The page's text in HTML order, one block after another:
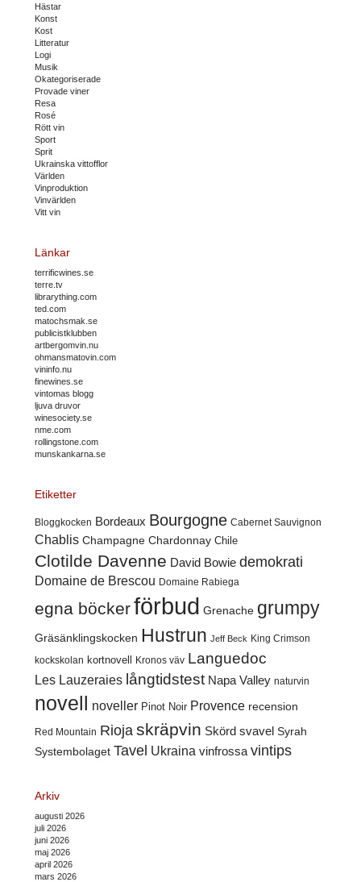
Hästar
Konst
Kost
Litteratur
Logi
Musik
Okategoriserade
Provade viner
Resa
Rosé
Rött vin
Sport
Sprit
Ukrainska vittofflor
Världen
Vinproduktion
Vinvärlden
Vitt vin
Länkar
terrificwines.se
terre.tv
librarything.com
ted.com
matochsmak.se
publicistklubben
artbergomvin.nu
ohmansmatovin.com
vininfo.nu
finewines.se
vintomas blogg
ljuva druvor
winesociety.se
nme.com
rollingstone.com
munskankarna.se
Etiketter
Bloggkocken Bordeaux Bourgogne Cabernet Sauvignon
Chablis Champagne Chardonnay Chile
Clotilde Davenne David Bowie demokrati
Domaine de Brescou Domaine Rabiega
egna böckerförbud Grenache grumpy
Gräsänklingskocken Hustrun Jeff Beck King Crimson
kockskolan kortnovell Kronos väv Languedoc
Les Lauzeraies långtidstest Napa Valley naturvin
novell noveller Pinot Noir Provence recension
Red Mountain Rioja skräpvin Skörd svavel Syrah
Systembolaget Tavel Ukraina vinfrossa vintips
Arkiv
augusti 2026
juli 2026
juni 2026
maj 2026
april 2026
mars 2026